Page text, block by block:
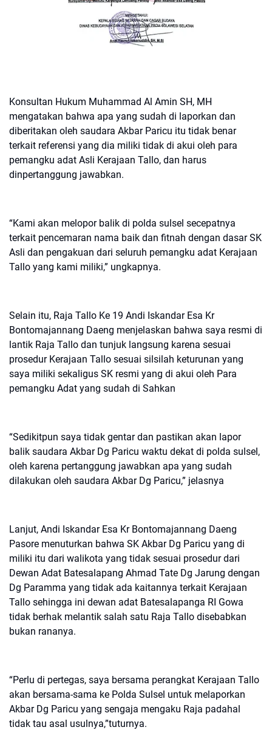
Konsultan Hukum Muhammad Al Amin SH, MH
mengatakan bahwa apa yang sudah di laporkan dan
diberitakan oleh saudara Akbar Paricu itu tidak benar
terkait referensi yang dia miliki tidak di akui oleh para
pemangku adat Asli Kerajaan Tallo, dan harus
dinpertanggung jawabkan.
“Kami akan melopor balik di polda sulsel secepatnya
terkait pencemaran nama baik dan fitnah dengan dasar SK
Asli dan pengakuan dari seluruh pemangku adat Kerajaan
Tallo yang kami miliki,” ungkapnya.
Selain itu, Raja Tallo Ke 19 Andi Iskandar Esa Kr
Bontomajannang Daeng menjelaskan bahwa saya resmi di
lantik Raja Tallo dan tunjuk langsung karena sesuai
prosedur Kerajaan Tallo sesuai silsilah keturunan yang
saya miliki sekaligus SK resmi yang di akui oleh Para
pemangku Adat yang sudah di Sahkan
“Sedikitpun saya tidak gentar dan pastikan akan lapor
balik saudara Akbar Dg Paricu waktu dekat di polda sulsel,
oleh karena pertanggung jawabkan apa yang sudah
dilakukan oleh saudara Akbar Dg Paricu,” jelasnya
Lanjut, Andi Iskandar Esa Kr Bontomajannang Daeng
Pasore menuturkan bahwa SK Akbar Dg Paricu yang di
miliki itu dari walikota yang tidak sesuai prosedur dari
Dewan Adat Batesalapang Ahmad Tate Dg Jarung dengan
Dg Paramma yang tidak ada kaitannya terkait Kerajaan
Tallo sehingga ini dewan adat Batesalapanga RI Gowa
tidak berhak melantik salah satu Raja Tallo disebabkan
bukan rananya.
“Perlu di pertegas, saya bersama perangkat Kerajaan Tallo
akan bersama-sama ke Polda Sulsel untuk melaporkan
Akbar Dg Paricu yang sengaja mengaku Raja padahal
tidak tau asal usulnya,”tuturnya.